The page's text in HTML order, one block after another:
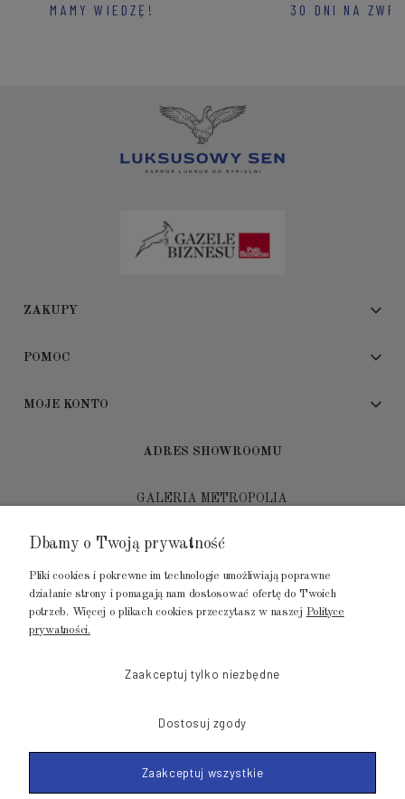
MAMY WIEDZĘ! 30 DNI NA
ZAKUPY
POMOC
MOJE KONTO
ADRES SHOWROOMU
GALERIA METROPOLIA
80-452 Gdańsk
tel.: 502 104 104
mail: biuro@luksusowysen.pl
Made with
Dbamy o Twoją prywatność
Pliki cookies i pokrewne im technologie umożliwiają poprawne
działanie strony i pomagają nam dostosować ofertę do Twoich
potrzeb. Więcej o plikach cookies przeczytasz w naszej Polityce
prywatności.
Zaakceptuj tylko niezbędne
Dostosuj zgody
Zaakceptuj wszystkie